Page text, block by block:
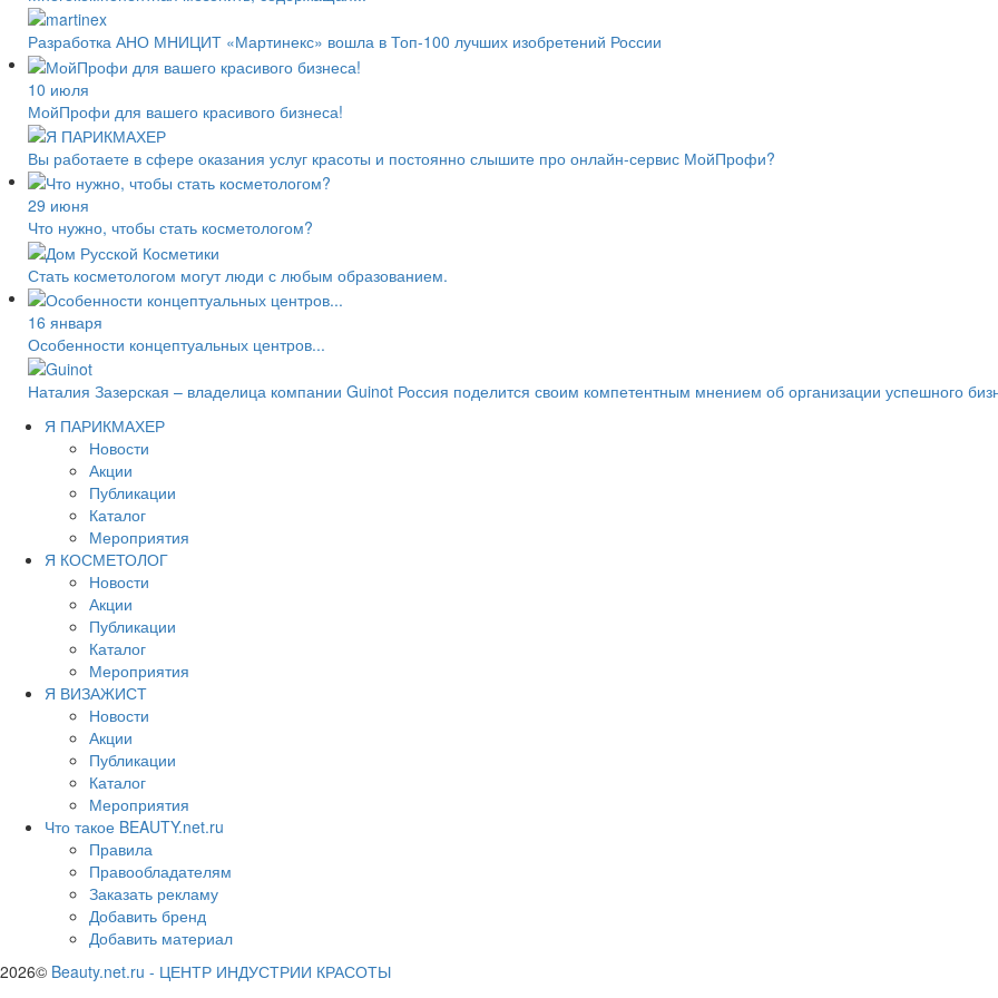
Разработка АНО МНИЦИТ «Мартинекс» вошла в Топ-100 лучших изобретений России
10 июля
МойПрофи для вашего красивого бизнеса!
Вы работаете в сфере оказания услуг красоты и ​​постоянно слышите про онлайн-сервис МойПрофи?
29 июня
Что нужно, чтобы стать косметологом?
Стать косметологом могут люди с любым образованием.
16 января
Особенности концептуальных центров...
Наталия Зазерская – владелица компании Guinot Россия поделится своим компетентным мнением об организации успешного
Я ПАРИКМАХЕР
Новости
Акции
Публикации
Каталог
Мероприятия
Я КОСМЕТОЛОГ
Новости
Акции
Публикации
Каталог
Мероприятия
Я ВИЗАЖИСТ
Новости
Акции
Публикации
Каталог
Мероприятия
Что такое BEAUTY.net.ru
Правила
Правообладателям
Заказать рекламу
Добавить бренд
Добавить материал
2026© Beauty.net.ru - ЦЕНТР ИНДУСТРИИ КРАСОТЫ